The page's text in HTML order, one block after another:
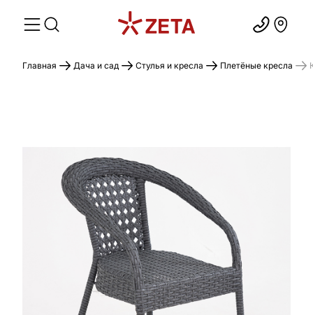
Главная Дача и сад Стулья и кресла Плетёные кресла